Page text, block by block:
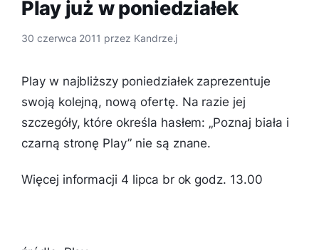
Play już w poniedziałek
30 czerwca 2011 przez Kandrze.j
Play w najbliższy poniedziałek zaprezentuje
swoją kolejną, nową ofertę. Na razie jej
szczegóły, które określa hasłem: „Poznaj biała i
czarną stronę Play” nie są znane.
Więcej informacji 4 lipca br ok godz. 13.00